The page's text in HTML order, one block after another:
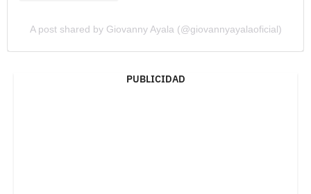
A post shared by Giovanny Ayala (@giovannyayalaoficial)
PUBLICIDAD